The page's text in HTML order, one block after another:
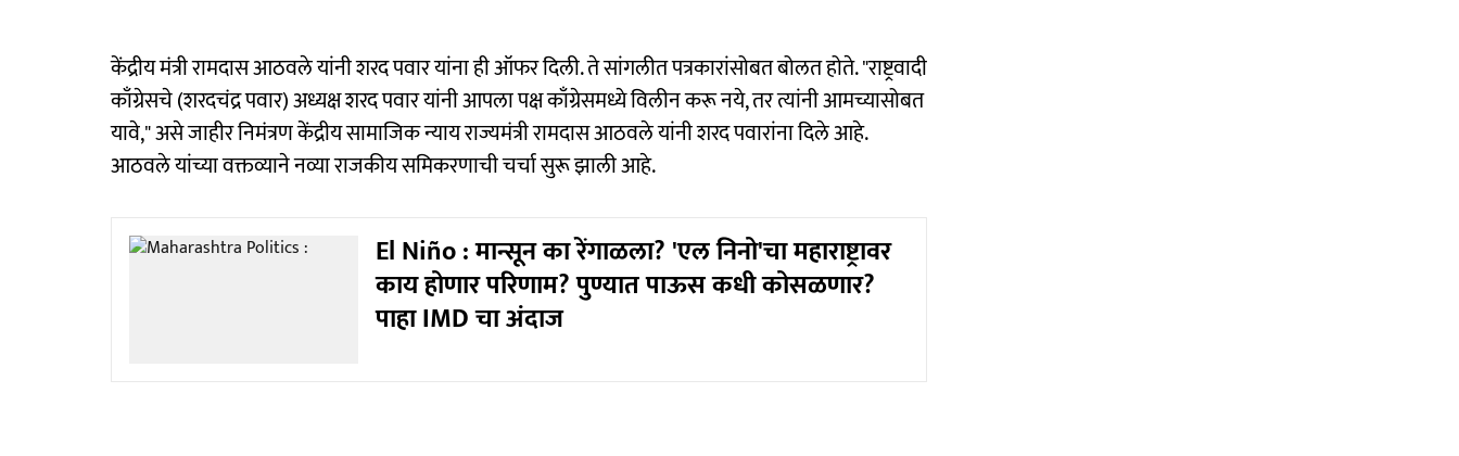
केंद्रीय मंत्री रामदास आठवले यांनी शरद पवार यांना ही ऑफर दिली. ते सांगलीत पत्रकारांसोबत बोलत होते. "राष्ट्रवादी
काँग्रेसचे (शरदचंद्र पवार) अध्यक्ष शरद पवार यांनी आपला पक्ष काँग्रेसमध्ये विलीन करू नये, तर त्यांनी आमच्यासोबत
यावे," असे जाहीर निमंत्रण केंद्रीय सामाजिक न्याय राज्यमंत्री रामदास आठवले यांनी शरद पवारांना दिले आहे.
आठवले यांच्या वक्तव्याने नव्या राजकीय समि‍करणाची चर्चा सुरू झाली आहे.
El Niño : मान्सून का रेंगाळला? 'एल निनो'चा महाराष्ट्रावर
काय होणार परिणाम? पुण्यात पाऊस कधी कोसळणार?
पाहा IMD चा अंदाज